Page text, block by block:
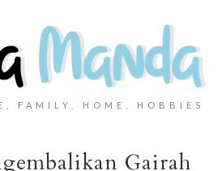
FAMILY, HOME, HOBBIES
Gairah